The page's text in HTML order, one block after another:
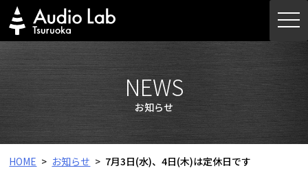
Skip
to
content
NEWS
お知らせ
HOME お知らせ 7月3日(水)、4日(木)は定休日です